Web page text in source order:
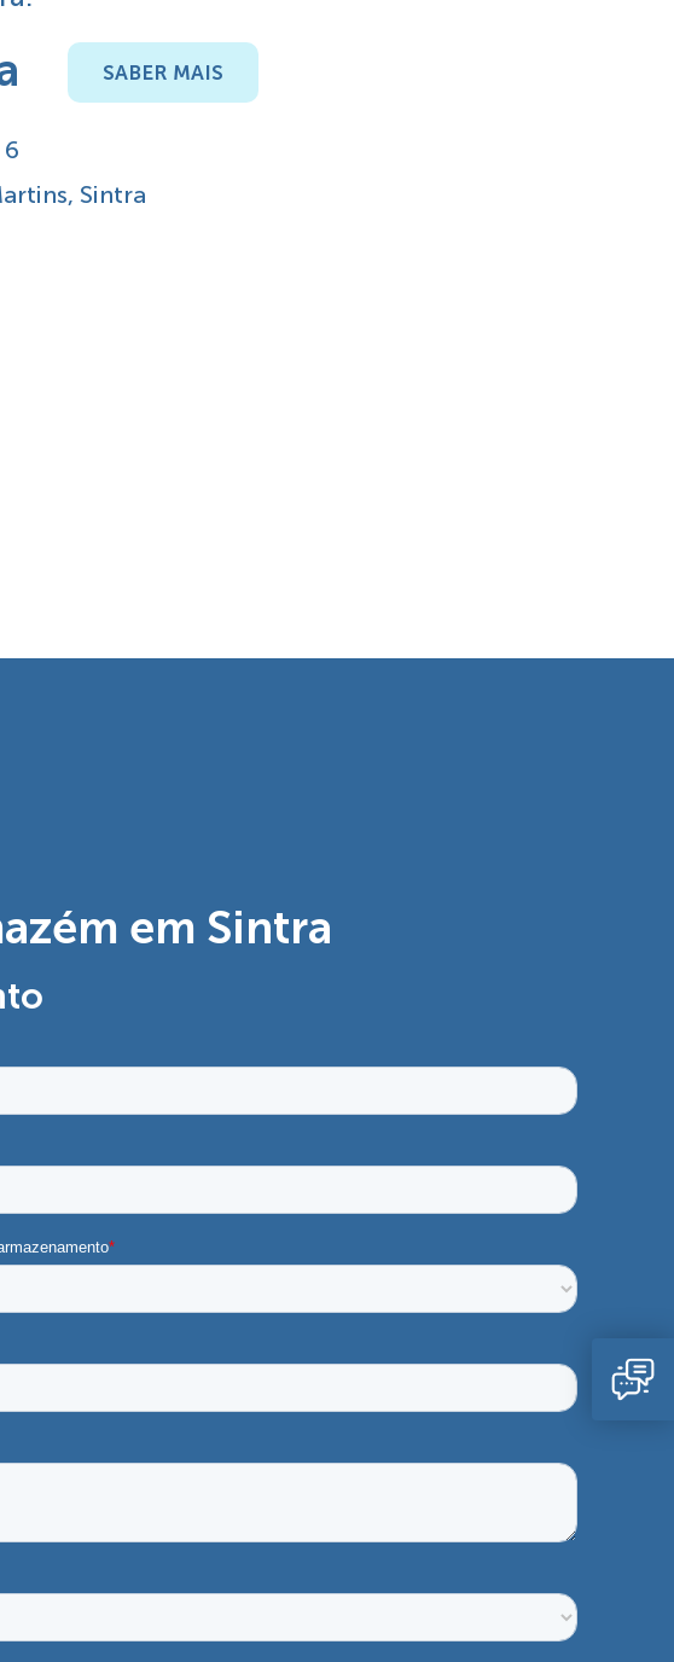
SABER MAIS
Sintra
em Sintra